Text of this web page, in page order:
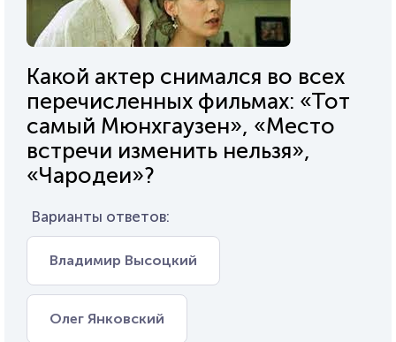
Какой актер снимался во всех
перечисленных фильмах: «Тот
самый Мюнхгаузен», «Место
встречи изменить нельзя»,
«Чародеи»?
Варианты ответов:
Владимир Высоцкий
Олег Янковский